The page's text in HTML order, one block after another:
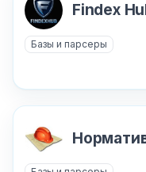
Findex
Базы и парсеры